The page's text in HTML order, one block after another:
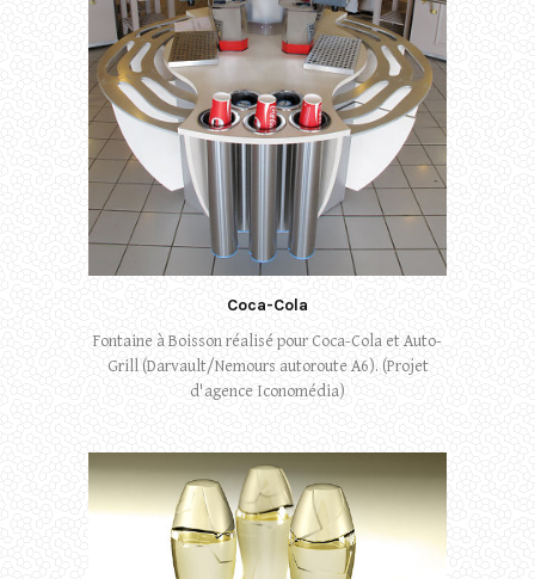
Coca-Cola
Fontaine à Boisson réalisé pour Coca-Cola et Auto-
Grill (Darvault/Nemours autoroute A6). (Projet
d'agence Iconomédia)